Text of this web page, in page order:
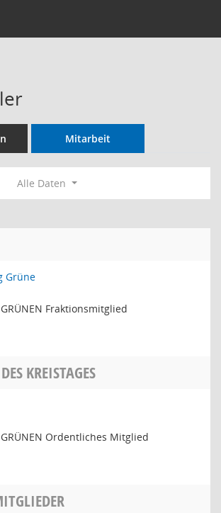
Mitarbeit
Alle Daten
Grüne
Fraktionsmitglied
KREISTAGES
Ordentliches Mitglied